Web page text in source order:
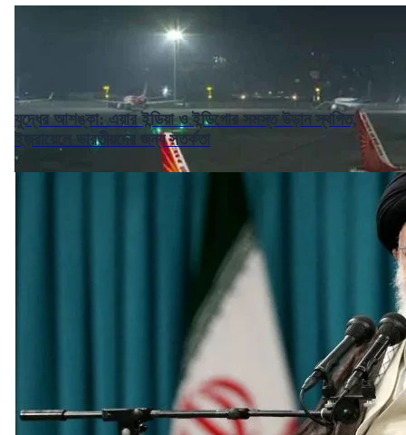
যুদ্ধের আশঙ্কা: এয়ার ইন্ডিয়া ও ইন্ডিগোর সমস্ত উড়ান স্থগিত,
ইজ়রায়েলে ভারতীয়দের জন্য সতর্কতা